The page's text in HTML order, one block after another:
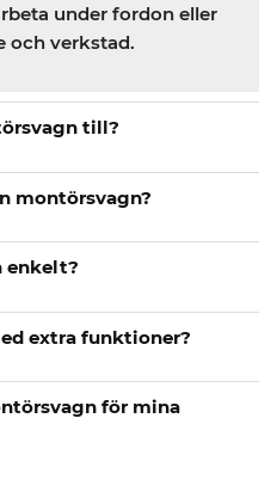
under fordon eller
och verkstad.
till?
montörsvagn?
enkelt?
extra funktioner?
för mina